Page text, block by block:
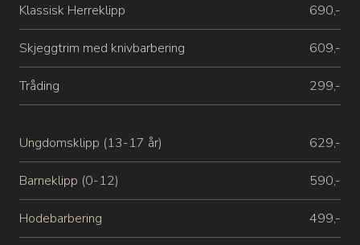
Klassisk Herreklipp 690,-
Skjeggtrim med knivbarbering 609,-
Tråding 299,-
Ungdomsklipp (13-17 år) 629,-
Barneklipp (0-12) 590,-
Hodebarbering 499,-